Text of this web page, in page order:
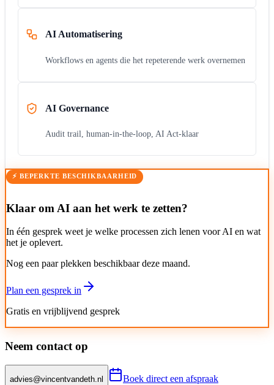
AI Automatisering
Workflows en agents die het repeterende werk overnemen
AI Governance
Audit trail, human-in-the-loop, AI Act-klaar
⚡ BEPERKTE BESCHIKBAARHEID
Klaar om AI aan het werk te zetten?
In één gesprek weet je welke processen zich lenen voor AI en wat
het je oplevert.
Nog een paar plekken beschikbaar deze maand.
Plan een gesprek in
Gratis en vrijblijvend gesprek
Neem contact op
advies@vincentvandeth.nl Boek direct een afspraak